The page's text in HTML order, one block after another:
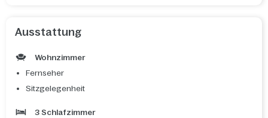
Ausstattung
Wohnzimmer
Fernseher
Sitzgelegenheit
3 Schlafzimmer